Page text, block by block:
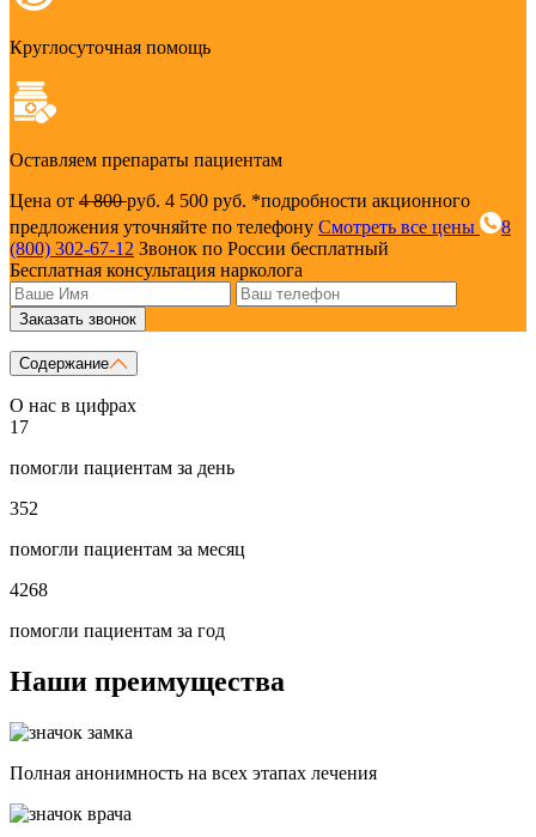
Круглосуточная помощь
Оставляем препараты пациентам
Цена от 4 800руб. 4 500 руб. *подробности акционного
предложения уточняйте по телефону Смотреть все цены
8
(800) 302-67-12 Звонок по России бесплатный
Бесплатная консультация нарколога
Заказать звонок
Содержание
О нас в цифрах
17
помогли пациентам за день
352
помогли пациентам за месяц
4268
помогли пациентам за год
Наши преимущества
Полная анонимность на всех этапах лечения